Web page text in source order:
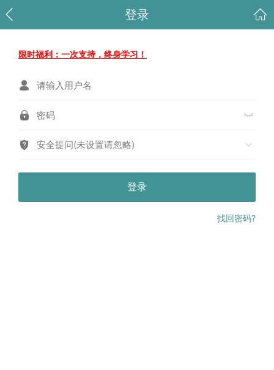
登录
限时福利：一次支持，终身学习！
安全提问(未设置请忽略)
登录
找回密码?